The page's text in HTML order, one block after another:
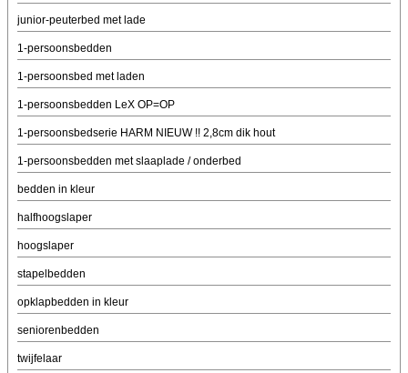
junior-peuterbed met lade
1-persoonsbedden
1-persoonsbed met laden
1-persoonsbedden LeX OP=OP
1-persoonsbedserie HARM NIEUW !! 2,8cm dik hout
1-persoonsbedden met slaaplade / onderbed
bedden in kleur
halfhoogslaper
hoogslaper
stapelbedden
opklapbedden in kleur
seniorenbedden
twijfelaar